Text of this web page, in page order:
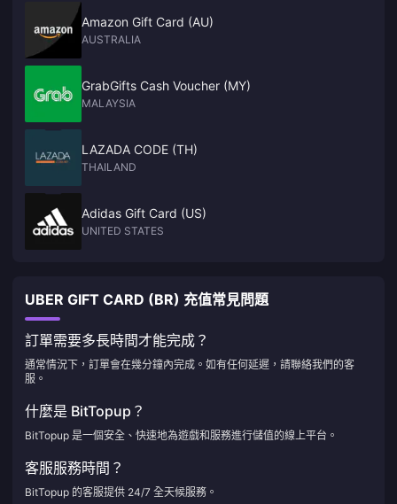
Amazon Gift Card (AU)
AUSTRALIA
GrabGifts Cash Voucher (MY)
MALAYSIA
LAZADA CODE (TH)
THAILAND
Adidas Gift Card (US)
UNITED STATES
UBER GIFT CARD (BR) 充值常見問題
訂單需要多長時間才能完成？
通常情況下，訂單會在幾分鐘內完成。如有任何延遲，請聯絡我們的客
服。
什麼是 BitTopup？
BitTopup 是一個安全、快速地為遊戲和服務進行儲值的線上平台。
客服服務時間？
BitTopup 的客服提供 24/7 全天候服務。